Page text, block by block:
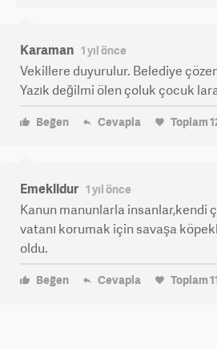
Karaman 1 yıl önce
Vekillere duyurulur. Belediye
Yazık değilmi ölen çoluk çocuk
Beğen Cevapla Toplam
Emeklidur 1 yıl önce
Kanun manunlarla insanlar,kendi
vatanı korumak için savaşa
oldu.
Beğen Cevapla Toplam